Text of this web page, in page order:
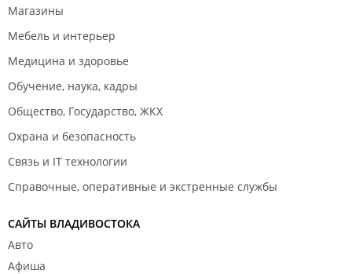
Магазины
Мебель и интерьер
Медицина и здоровье
Обучение, наука, кадры
Общество, Государство, ЖКХ
Охрана и безопасность
Связь и IT технологии
Справочные, оперативные и экстренные службы
САЙТЫ ВЛАДИВОСТОКА
Авто
Афиша